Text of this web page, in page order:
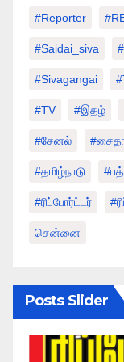
#Reporter
#saidai_siva
#sivagangai
#TV #இதழ்
#சேனல்
#தமிழ்நாடு
#ரிப்போர்ட்டர்
சென்னை
Posts Slider